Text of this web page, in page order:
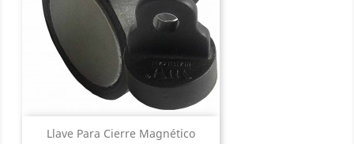
Llave Para Cierre Magnético